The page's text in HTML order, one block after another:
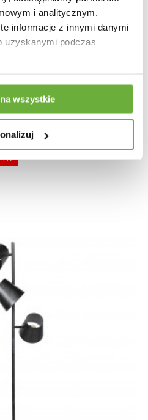
i analitycznym.
informacje z innymi danymi
uzyskanymi podczas
wszystkie
CZARNO-ZŁOTA